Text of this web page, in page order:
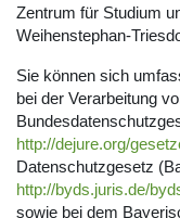
Zentrum für Studium
Weihenstephan-
Sie können sich
bei der Verarbeitung
http://dejure.org/
Datenschutzgesetz
http://byds.juris.de/
sowie bei dem